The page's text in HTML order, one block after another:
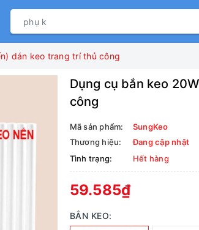
dán keo trang trí thủ công
Dụng cụ bắn keo
công
Mã sản phẩm:
SungKeo
Thương hiệu:
Đang cập nhật
Tình trạng:
Hết hàng
59.585₫
BẮN KEO: